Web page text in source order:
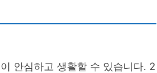
안심하고 생활할 수 있습니다. 2